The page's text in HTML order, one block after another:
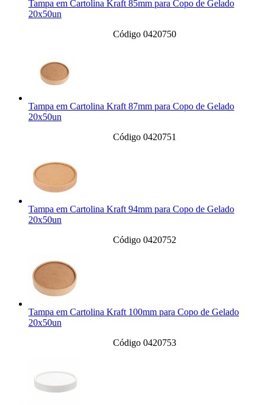
Tampa em Cartolina Kraft 85mm para Copo de Gelado
20x50un
Código 0420750
Tampa em Cartolina Kraft 87mm para Copo de Gelado
20x50un
Código 0420751
Tampa em Cartolina Kraft 94mm para Copo de Gelado
20x50un
Código 0420752
Tampa em Cartolina Kraft 100mm para Copo de Gelado
20x50un
Código 0420753